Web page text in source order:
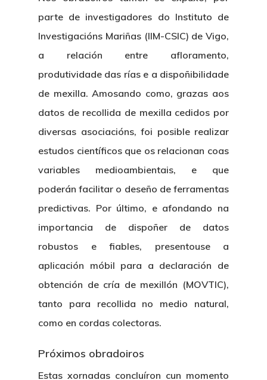
parte de investigadores do Instituto de
Investigacións Mariñas (IIM-CSIC) de Vigo,
a relación entre afloramento,
produtividade das rías e a dispoñibilidade
de mexilla. Amosando como, grazas aos
datos de recollida de mexilla cedidos por
diversas asociacións, foi posible realizar
estudos científicos que os relacionan coas
variables medioambientais, e que
poderán facilitar o deseño de ferramentas
predictivas. Por último, e afondando na
importancia de dispoñer de datos
robustos e fiables, presentouse a
aplicación móbil para a declaración de
obtención de cría de mexillón (MOVTIC),
tanto para recollida no medio natural,
como en cordas colectoras.
Próximos obradoiros
Estas xornadas concluíron cun momento